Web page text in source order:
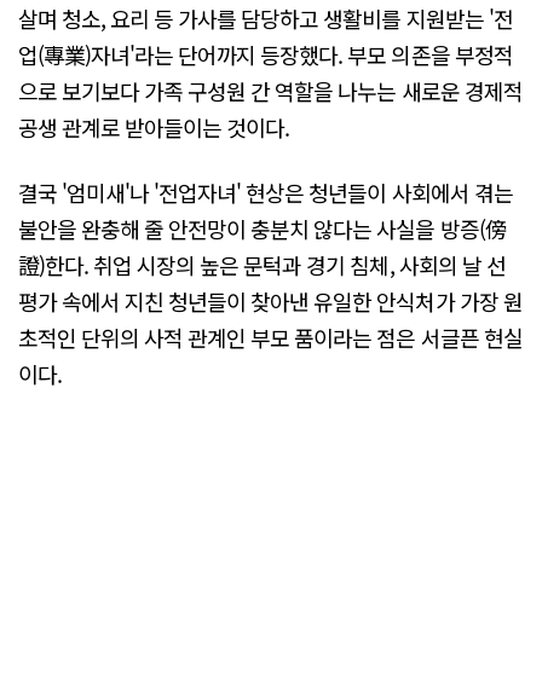
살며 청소, 요리 등 가사를 담당하고 생활비를 지원받는 '전
업(專業)자녀'라는 단어까지 등장했다. 부모 의존을 부정적
으로 보기보다 가족 구성원 간 역할을 나누는 새로운 경제적
공생 관계로 받아들이는 것이다.
결국 '엄미새'나 '전업자녀' 현상은 청년들이 사회에서 겪는
불안을 완충해 줄 안전망이 충분치 않다는 사실을 방증(傍
證)한다. 취업 시장의 높은 문턱과 경기 침체, 사회의 날 선
평가 속에서 지친 청년들이 찾아낸 유일한 안식처가 가장 원
초적인 단위의 사적 관계인 부모 품이라는 점은 서글픈 현실
이다.